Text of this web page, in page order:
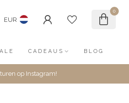
EUR
0
CADEAUS BLOG
op Instagram!